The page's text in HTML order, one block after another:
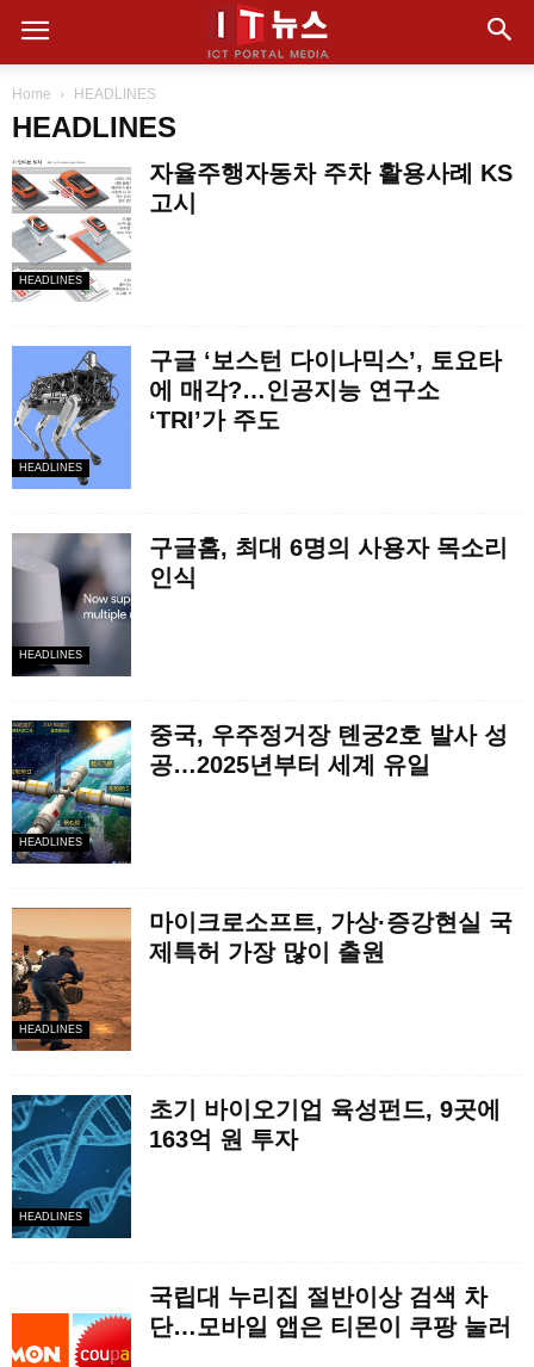
Home HEADLINES
HEADLINES
HEADLINES
자율주행자동차 주차 활용사례 KS
고시
HEADLINES
구글 ‘보스턴 다이나믹스’, 토요타
에 매각?…인공지능 연구소
‘TRI’가 주도
HEADLINES
구글홈, 최대 6명의 사용자 목소리
인식
HEADLINES
중국, 우주정거장 톈궁2호 발사 성
공…2025년부터 세계 유일
HEADLINES
마이크로소프트, 가상·증강현실 국
제특허 가장 많이 출원
HEADLINES
초기 바이오기업 육성펀드, 9곳에
163억 원 투자
국립대 누리집 절반이상 검색 차
단…모바일 앱은 티몬이 쿠팡 눌러